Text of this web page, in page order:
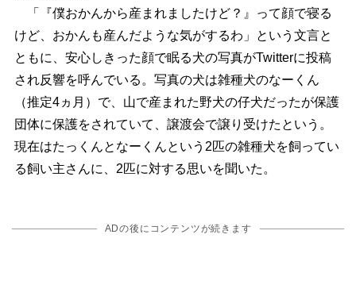
「『僕おかんから産まれましたけど？』って顔で寝る
けど、おかんも産んだような気がするわ」という文言と
ともに、安心しきった顔で眠る犬の写真がTwitterに投稿
され反響を呼んでいる。写真の犬は雑種犬のなーくん
（推定4ヵ月）で、山で産まれた野犬の仔犬だったが保護
団体に保護をされていて、譲渡会で譲り受けたという。
現在はたっくんとなーくんという2匹の雑種犬を飼ってい
る飼い主さんに、2匹に対する思いを聞いた。
ADの後にコンテンツが続きます